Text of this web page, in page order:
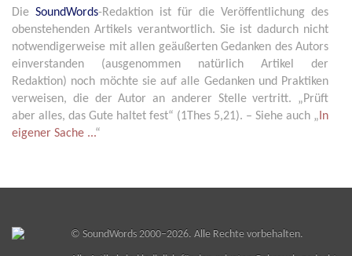
Die SoundWords-Redaktion ist für die Veröffentlichung des
obenstehenden Artikels verantwortlich. Sie ist dadurch nicht
notwendigerweise mit allen geäußerten Gedanken des Autors
einverstanden (ausgenommen natürlich Artikel der
Redaktion) noch möchte sie auf alle Gedanken und Praktiken
verweisen, die der Autor an anderer Stelle vertritt. „Prüft
aber alles, das Gute haltet fest“ (1Thes 5,21). – Siehe auch „In
eigener Sache ...“
© SoundWords2000–2026. Alle Rechte vorbehalten.